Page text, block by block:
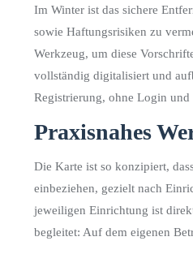
Im Winter ist das sichere
sowie Haftungsrisiken zu
Werkzeug, um diese
vollständig digitalisiert und
Registrierung, ohne Login und
Praxisnahes
Die Karte ist so konzipiert,
einbeziehen, gezielt nach
jeweiligen Einrichtung ist
begleitet: Auf dem eigenen